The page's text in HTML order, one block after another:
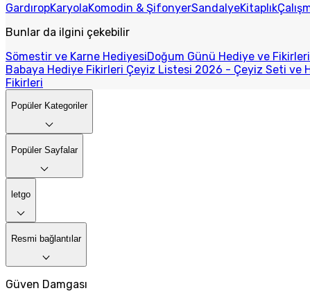
GardıropKaryolaKomodin & ŞifonyerSandalyeKitaplık
Bunlar da ilgini çekebilir
Sömestir ve Karne HediyesiDoğum Günü Hediye ve Fikirleri
Babaya Hediye Fikirleri Çeyiz Listesi 2026 - Çeyiz Seti ve
Fikirleri
Popüler Kategoriler
Popüler Sayfalar
letgo
Resmi bağlantılar
Güven Damgası